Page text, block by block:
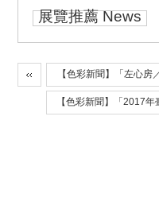
展覽推薦 News
【色彩新聞】「左心
【色彩新聞】「2017